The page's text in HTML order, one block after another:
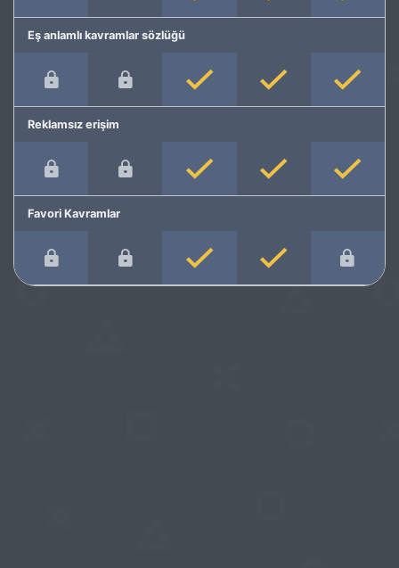
Eş anlamlı kavramlar sözlüğü
Reklamsız erişim
Favori Kavramlar